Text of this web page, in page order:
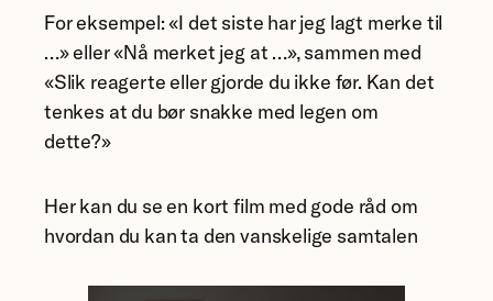
For eksempel: «I det siste har jeg lagt merke til
…» eller «Nå merket jeg at …», sammen med
«Slik reagerte eller gjorde du ikke før. Kan det
tenkes at du bør snakke med legen om
dette?»
Her kan du se en kort film med gode råd om
hvordan du kan ta den vanskelige samtalen